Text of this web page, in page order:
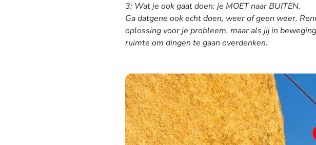
3: Wat je ook gaat doen: je MOET naar BUITEN.
Ga datgene ook echt doen, weer of geen weer.
oplossing voor je probleem, maar als jij in
ruimte om dingen te gaan overdenken.